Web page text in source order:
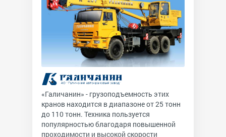
«Галичанин» - грузоподъемность этих
кранов находится в диапазоне от 25 тонн
до 110 тонн. Техника пользуется
популярностью благодаря повышенной
проходимости и высокой скорости